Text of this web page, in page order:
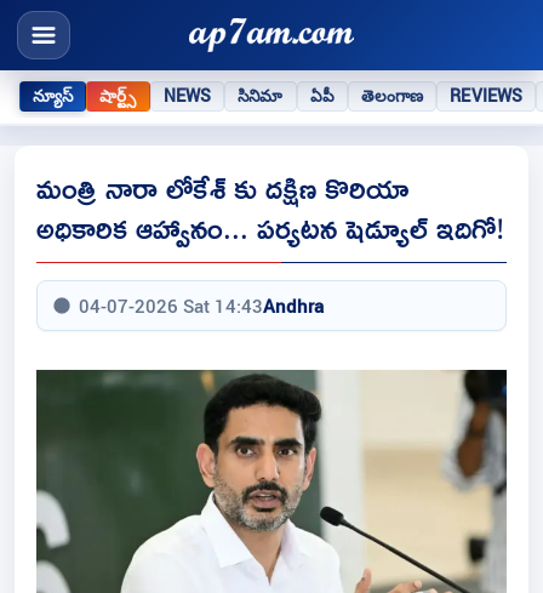
న్యూస్ షార్ట్స్ NEWS సినిమా ఏపీ తెలంగాణ REVIEWS
మంత్రి నారా లోకేశ్ కు దక్షిణ కొరియా
అధికారిక ఆహ్వానం... పర్యటన షెడ్యూల్ ఇదిగో!
04-07-2026 Sat 14:43Andhra